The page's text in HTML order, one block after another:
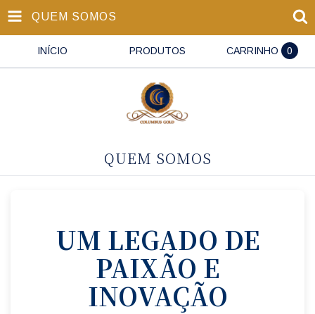
QUEM SOMOS
INÍCIO PRODUTOS CARRINHO 0
QUEM SOMOS
UM LEGADO DE
PAIXÃO E
INOVAÇÃO